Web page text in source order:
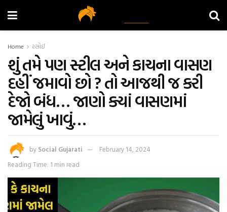
Home રસોઈ
શું તમે પણ સ્ટીલ અને કાચના વાસણ
દહીં જમાવો છો ? તો આજથી જ કરી
દેજો બંધ… જાણો ક્યાં વાસણમાં
જામેલું ખાવું…
by Social Gujarati
February 14, 2024
Reading Time: 1 min read